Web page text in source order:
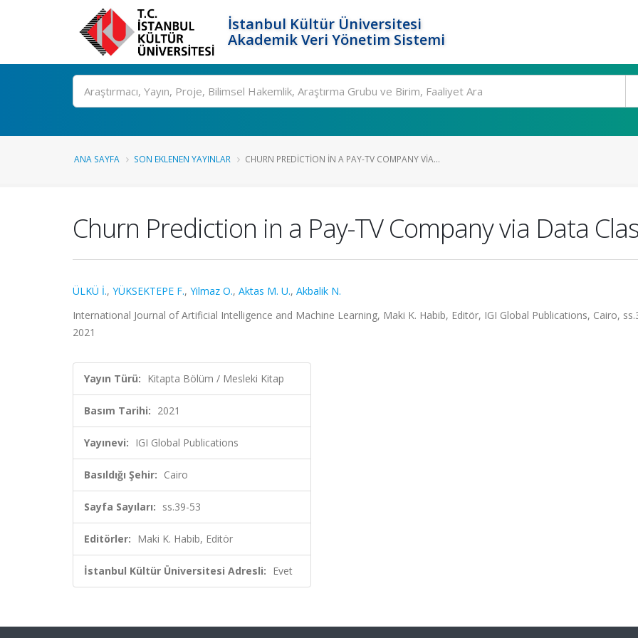
İstanbul Kültür Üniversitesi
Akademik Veri Yönetim Sistemi
Ara
ANA SAYFA SON EKLENEN YAYINLAR CHURN PREDICTION IN A PAY-TV COMPANY VIA...
Churn Prediction in a Pay-TV Company via Data
ÜLKÜ İ., YÜKSEKTEPE F., Yilmaz O., Aktas M. U., Akbalik N.
International Journal of Artificial Intelligence and Machine Learning, Maki K. Habib, Editör, IGI Global Publications, Cairo,
2021
Yayın Türü: Kitapta Bölüm / Mesleki Kitap
Basım Tarihi: 2021
Yayınevi: IGI Global Publications
Basıldığı Şehir: Cairo
Sayfa Sayıları: ss.39-53
Editörler: Maki K. Habib, Editör
İstanbul Kültür Üniversitesi Adresli: Evet